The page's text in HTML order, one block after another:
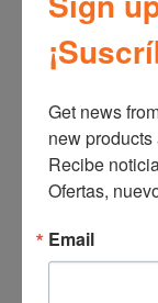
Licuadora
Series Jarra
BLST3A-C2T
Get news
new products
Recibe
Ofertas,
Email